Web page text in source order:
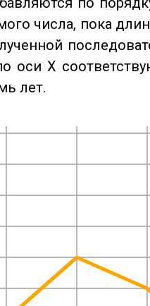
числа, пока
оси X
лет.